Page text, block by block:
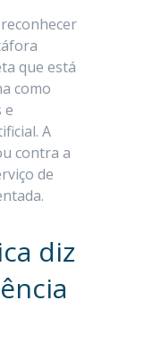
que está
como
e
A
contra a
de
diz